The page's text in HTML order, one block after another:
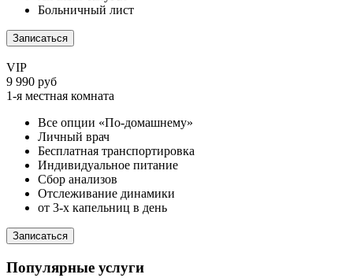
Больничный лист
Записаться
VIP
9 990 руб
1-я местная комната
Все опции «По-домашнему»
Личный врач
Бесплатная транспортировка
Индивидуальное питание
Сбор анализов
Отслеживание динамики
от 3-х капельниц в день
Записаться
Популярные услуги